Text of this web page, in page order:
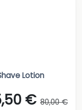
Lotion
€ 80,00 €